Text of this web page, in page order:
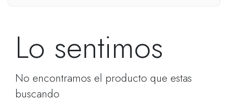
Lo sentimos
No encontramos el producto que estas
buscando